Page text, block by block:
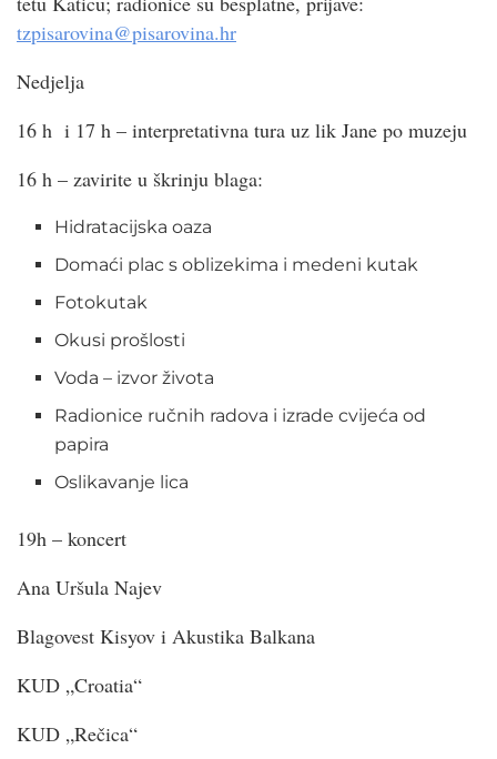
tzpisarovina@pisarovina.hr
Nedjelja
16 h i 17 h – interpretativna tura uz lik Jane po muzeju
16 h – zavirite u škrinju blaga:
Hidratacijska oaza
Domaći plac s oblizekima i medeni kutak
Fotokutak
Okusi prošlosti
Voda – izvor života
Radionice ručnih radova i izrade cvijeća od
papira
Oslikavanje lica
19h – koncert
Ana Uršula Najev
Blagovest Kisyov i Akustika Balkana
KUD „Croatia“
KUD „Rečica“